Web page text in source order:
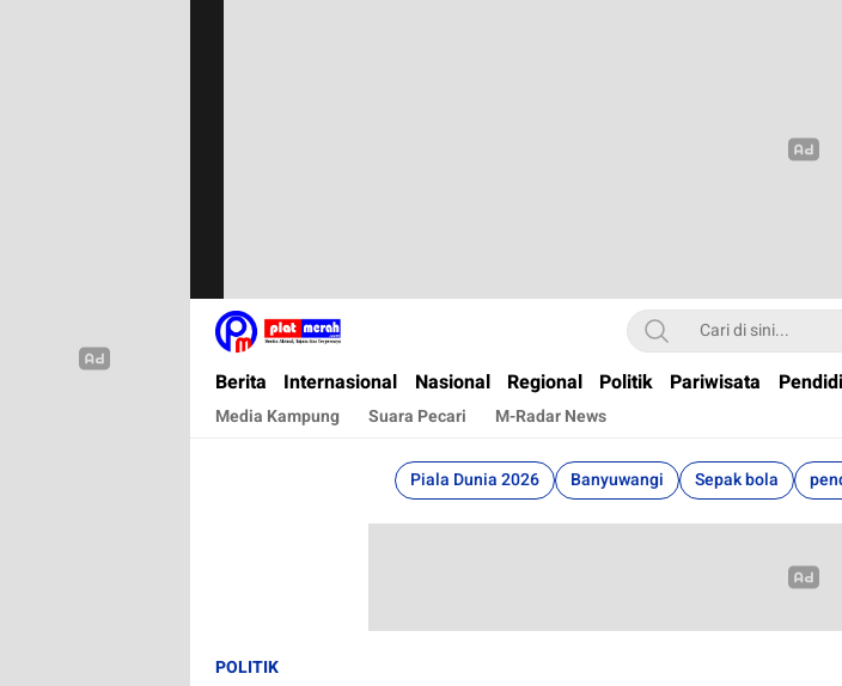
Plat Merah
Berita Terkini, Akurat, Terpercaya Dan Cepat
Berita Internasional Nasional Regional Politik Pariwisata
Media Kampung Suara Pecari M-Radar News
Piala Dunia 2026 Banyuwangi Sepak bola
POLITIK